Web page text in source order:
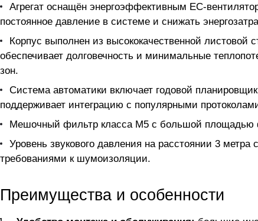
Агрегат оснащён энергоэффективным EC-
постоянное давление в системе и снижать
Корпус выполнен из высококачественной
обеспечивает долговечность и минимальные
зон.
Система автоматики включает годовой
поддерживает интеграцию с популярными
Мешочный фильтр класса M5 с большой площадью
Уровень звукового давления на расстоянии 3
требованиями к шумоизоляции.
Преимущества и особенности